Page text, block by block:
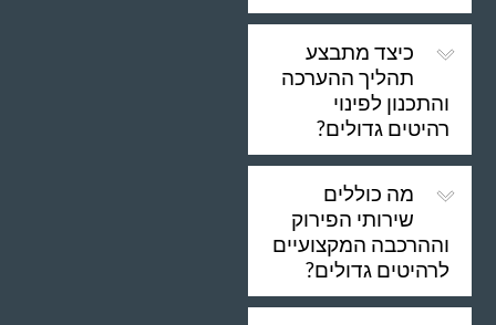
כיצד מתבצע
תהליך ההערכה
והתכנון לפינוי
רהיטים גדולים?
מה כוללים
שירותי הפירוק
וההרכבה המקצועיים
לרהיטים גדולים?